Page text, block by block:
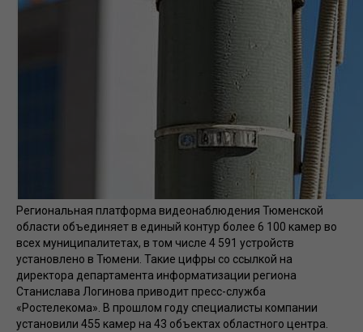
Региональная платформа видеонаблюдения Тюменской
области объединяет в единый контур более 6 100 камер во
всех муниципалитетах, в том числе 4 591 устройств
установлено в Тюмени. Такие цифры со ссылкой на
директора департамента информатизации региона
Станислава Логинова приводит пресс-служба
«Ростелекома». В прошлом году специалисты компании
установили 455 камер на 43 объектах областного центра.